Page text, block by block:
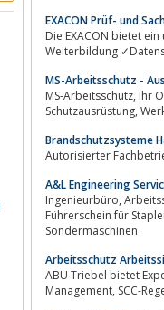
EXACON Prüf- und
Die EXACON bietet ein
Weiterbildung
MS-Arbeitsschutz -
MS-Arbeitsschutz, Ihr Onlineshop zum Thema Arbeitsschutz und Arbeitssicherheit aus Bühl. PSA- Persönliche
Brandschutzsysteme
Autorisierter
A&L Engineering
Ingenieurbüro, Arbeitssicherheit, Asbestsanierung, SiGeKo, PCB-Sanierung, Stablerscheine, Hubarbeitsbühnenscheine,
Führerschein für Stapler, Führerschein für Hubarbeitsbühnen, Bauleitung, Brandschutz, Entwicklung und
Sondermaschinen
Arbeitsschutz
ABU Triebel bietet Expertenwissen im